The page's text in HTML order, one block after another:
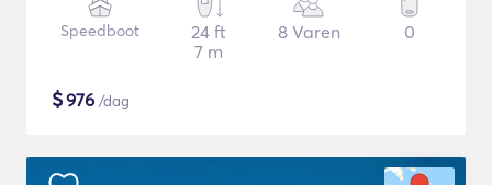
Speedboot
24 ft
7 m
8 Varen 0
$976 /dag